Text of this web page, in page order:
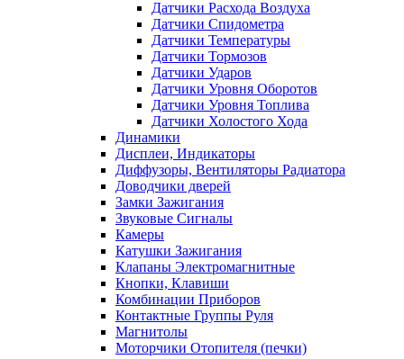
Датчики Расхода Воздуха
Датчики Спидометра
Датчики Температуры
Датчики Тормозов
Датчики Ударов
Датчики Уровня Оборотов
Датчики Уровня Топлива
Датчики Холостого Хода
Динамики
Дисплеи, Индикаторы
Диффузоры, Вентиляторы Радиатора
Доводчики дверей
Замки Зажигания
Звуковые Сигналы
Камеры
Катушки Зажигания
Клапаны Электромагнитные
Кнопки, Клавиши
Комбинации Приборов
Контактные Группы Руля
Магнитолы
Моторчики Отопителя (печки)